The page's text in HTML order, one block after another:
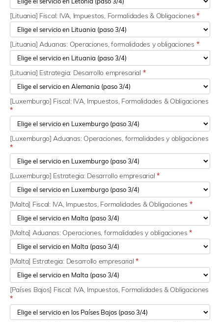
[Lituania] Fiscal: IVA, Impuestos, Formalidades & Obligaciones *
[Lituania] Aduanas: Operaciones, formalidades y obligaciones *
[Lituania] Estrategia: Desarrollo empresarial *
[Luxemburgo] Fiscal: IVA, Impuestos, Formalidades & Obligaciones
*
[Luxemburgo] Aduanas: Operaciones, formalidades y obligaciones
*
[Luxemburgo] Estrategia: Desarrollo empresarial*
[Malta] Fiscal: IVA, Impuestos, Formalidades & Obligaciones *
[Malta] Aduanas: Operaciones, formalidades y obligaciones*
[Malta] Estrategia: Desarrollo empresarial*
[Países Bajos] Fiscal: IVA, Impuestos, Formalidades & Obligaciones
*